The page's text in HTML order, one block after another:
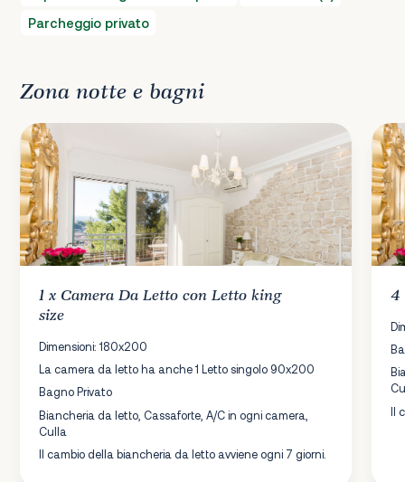
Parcheggio privato
Zona notte e bagni
1 x Camera Da Lettocon Letto king
size
Dimensioni: 180x200
La camera da letto ha anche 1 Letto singolo 90x200
Bagno Privato
Biancheria da letto, Cassaforte, A/C in ogni camera,
Culla
Il cambio della biancheria da letto avviene ogni 7 giorni.
4
Il